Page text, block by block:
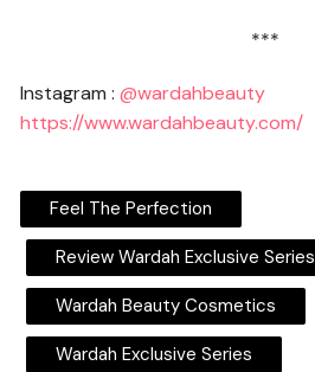
***
Instagram :@wardahbeauty
https://www.wardahbeauty.com/
Feel The Perfection
Review Wardah Exclusive Series
Wardah Beauty Cosmetics
Wardah Exclusive Series